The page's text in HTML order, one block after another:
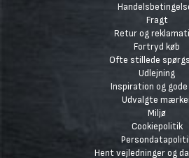
Fragt
Retur og
Fortryd køb
Ofte stillede
Udlejning
Inspiration og gode
Udvalgte
Miljø
Cookiepolitik
Hent vejledninger og